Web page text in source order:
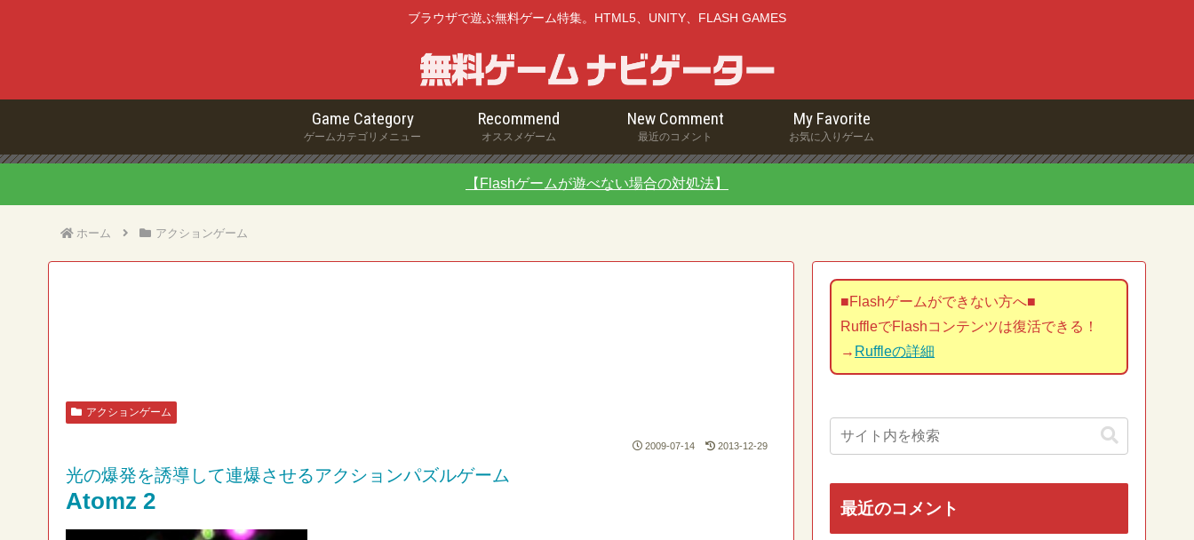
ブラウザで遊ぶ無料ゲーム特集。HTML5、UNITY、FLASH GAMES
Game Category
ゲームカテゴリメニュー
Recommend
オススメゲーム
New Comment
最近のコメント
My Favorite
お気に入りゲーム
【Flashゲームが遊べない場合の対処法】
ホーム アクションゲーム
アクションゲーム
2009-07-14 2013-12-29
光の爆発を誘導して連爆させるアクションパズルゲーム
Atomz 2
■Flashゲームができない方へ■
RuffleでFlashコンテンツは復活できる！
→ Ruffleの詳細
最近のコメント